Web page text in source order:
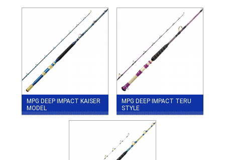
MPG DEEP IMPACT KAISER
MODEL
MPG DEEP IMPACT TERU
STYLE